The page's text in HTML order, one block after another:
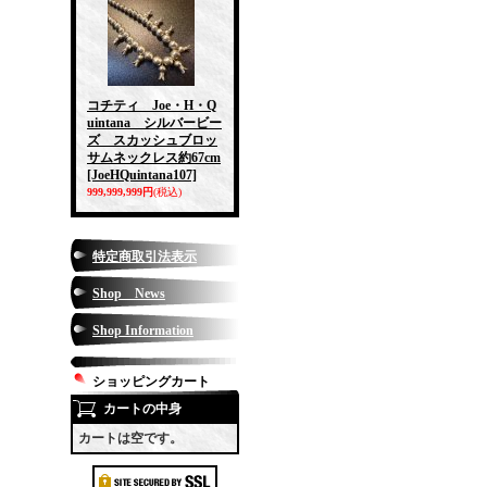
コチティ Joe・H・Q
uintana シルバービー
ズ スカッシュブロッ
サムネックレス約67cm
[JoeHQuintana107]
999,999,999円(税込)
特定商取引法表示
Shop News
Shop Information
ショッピングカート
カートの中身
カートは空です。